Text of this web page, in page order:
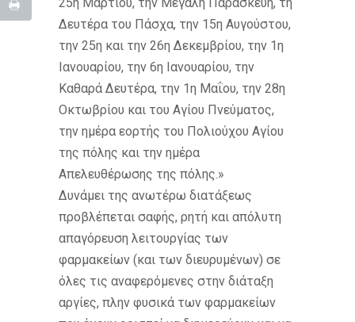
Δευτέρα του Πάσχα, την 15η Αυγούστου,
την 25η και την 26η Δεκεμβρίου, την 1η
Ιανουαρίου, την 6η Ιανουαρίου, την
Καθαρά Δευτέρα, την 1η Μαΐου, την 28η
Οκτωβρίου και του Αγίου Πνεύματος,
την ημέρα εορτής του Πολιούχου Αγίου
της πόλης και την ημέρα
Απελευθέρωσης της πόλης.»
Δυνάμει της ανωτέρω διατάξεως
προβλέπεται σαφής, ρητή και απόλυτη
απαγόρευση λειτουργίας των
φαρμακείων (και των διευρυμένων) σε
όλες τις αναφερόμενες στην διάταξη
αργίες, πλην φυσικά των φαρμακείων